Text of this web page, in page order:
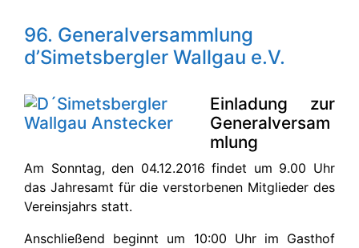
96. Generalversammlung
d’Simetsbergler Wallgau e.V.
Einladung zur
Generalversam
mlung
Am Sonntag, den 04.12.2016 findet um 9.00 Uhr
das Jahresamt für die verstorbenen Mitglieder des
Vereinsjahrs statt.
Anschließend beginnt um 10:00 Uhr im Gasthof